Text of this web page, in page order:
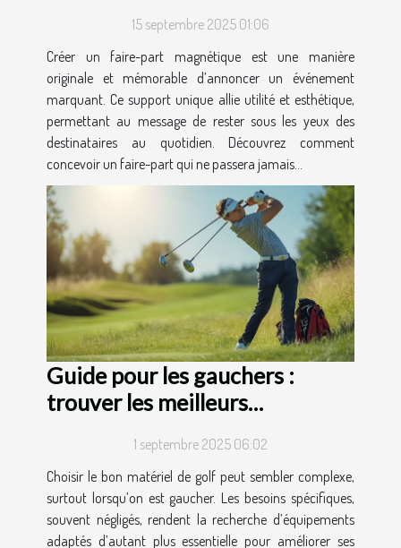
15 septembre 2025 01:06
Créer un faire-part magnétique est une manière
originale et mémorable d’annoncer un événement
marquant. Ce support unique allie utilité et esthétique,
permettant au message de rester sous les yeux des
destinataires au quotidien. Découvrez comment
concevoir un faire-part qui ne passera jamais...
Guide pour les gauchers :
trouver les meilleurs
1 septembre 2025 06:02
Choisir le bon matériel de golf peut sembler complexe,
surtout lorsqu’on est gaucher. Les besoins spécifiques,
souvent négligés, rendent la recherche d’équipements
adaptés d’autant plus essentielle pour améliorer ses